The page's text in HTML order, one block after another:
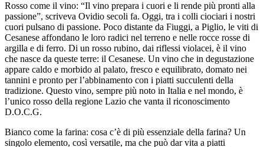
Rosso come il vino: “Il vino prepara i cuori e li rende più pronti alla
passione”, scriveva Ovidio secoli fa. Oggi, tra i colli ciociari i nostri
cuori pulsano di passione. Poco distante da Fiuggi, a Piglio, le viti di
Cesanese affondano le loro radici nel terreno e nelle rocce rosse di
argilla e di ferro. Di un rosso rubino, dai riflessi violacei, è il vino
che nasce da queste terre: il Cesanese. Un vino che in degustazione
appare caldo e morbido al palato, fresco e equilibrato, domato nei
tannini e pronto per l’abbinamento con i piatti succulenti della
tradizione. Questo vino, sempre più noto in Italia e nel mondo, è
l’unico rosso della regione Lazio che vanta il riconoscimento
D.O.C.G.
Bianco come la farina: cosa c’è di più essenziale della farina? Un
singolo elemento, così versatile, ma che può dar vita a piatti